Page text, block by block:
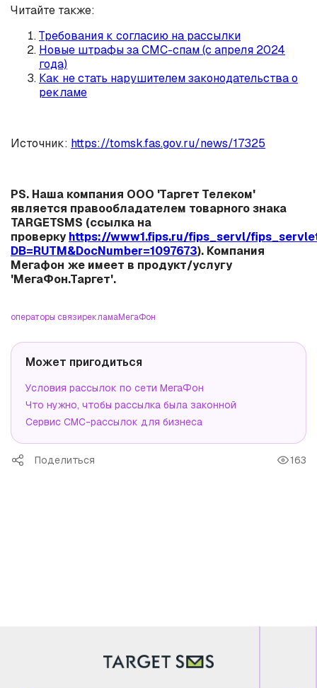
Читайте также:
Требования к согласию на рассылки
Новые штрафы за СМС-спам (с апреля 2024
года)
Как не стать нарушителем законодательства о
рекламе
Источник: https://tomsk.fas.gov.ru/news/17325
PS. Наша компания ООО 'Таргет Телеком'
является правообладателем товарного знака
TARGETSMS (ссылка на
проверкуhttps://www1.fips.ru/fips_servl/
DB=RUTM&DocNumber=1097673). Компания
Мегафон же имеет в продукт/услугу
'МегаФон.Таргет'.
операторы связирекламаМегаФон
Может пригодиться
Условия рассылок по сети МегаФон
Что нужно, чтобы рассылка была законной
Сервис СМС-рассылок для бизнеса
Поделиться 163